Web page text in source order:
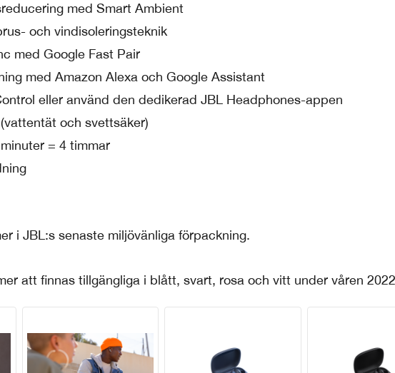
med Smart Ambient
och vindisoleringsteknik
med Google Fast Pair
med Amazon Alexa och Google Assistant
eller använd den dedikerad JBL Headphones-appen
och svettsäker)
= 4 timmar
i JBL:s senaste miljövänliga förpackning.
att finnas tillgängliga i blått, svart, rosa och vitt under våren